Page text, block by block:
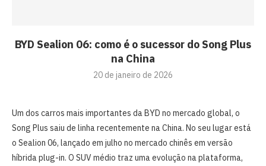
BYD Sealion 06: como é o sucessor do Song Plus
na China
20 de janeiro de 2026
Um dos carros mais importantes da BYD no mercado global, o
Song Plus saiu de linha recentemente na China. No seu lugar está
o Sealion 06, lançado em julho no mercado chinês em versão
híbrida plug-in. O SUV médio traz uma evolução na plataforma,